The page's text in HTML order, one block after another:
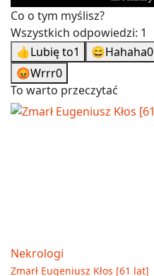
Co o tym myślisz?
Wszystkich odpowiedzi: 1
👍Lubię to1 😄Hahaha0
😡Wrrr0
To warto przeczytać
Nekrologi
Zmarł Eugeniusz Kłos [61 lat]